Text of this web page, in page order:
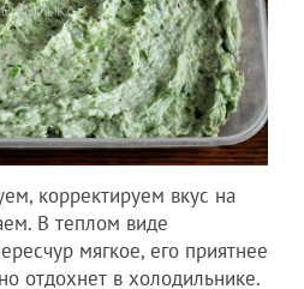
корректируем вкус на
В теплом виде
мягкое, его приятнее
отдохнет в холодильнике.